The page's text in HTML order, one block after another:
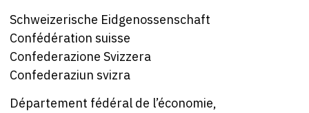
Schweizerische Eidgenossenschaft
Confédération suisse
Confederazione Svizzera
Confederaziun svizra
Département fédéral de l’économie,